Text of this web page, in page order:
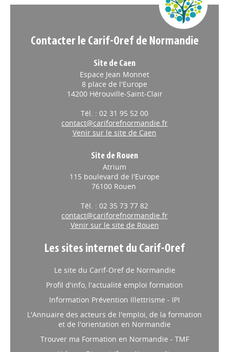
Contacter le Carif-Oref de Normandie
Site de Caen
Espace Jean Monnet
8 place de l'Europe
14200 Hérouville-Saint-Clair
Tél. : 02 31 95 52 00
contact@cariforefnormandie.fr
Venir sur le site de Caen
Site de Rouen
Atrium
115 boulevard de l'Europe
76100 Rouen
Tél. : 02 35 73 77 82
contact@cariforefnormandie.fr
Venir sur le site de Rouen
Les sites internet du Carif-Oref
Le site du Carif-Oref de Normandie
Profil d'info, l'actualité emploi formation
Information Prévention Illettrisme - IPI
L'Annuaire des acteurs de l'emploi, de la formation
et de l'orientation en Normandie
Trouver ma Formation en Normandie - TMF